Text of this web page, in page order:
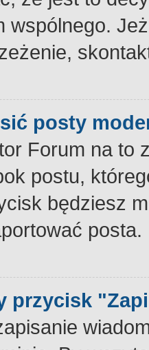
wspólnego.
posty
Forum na to
postu,
będziesz
posta.
przycisk